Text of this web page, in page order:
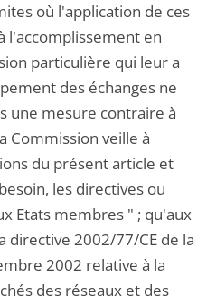
où l'application de ces
l'accomplissement en
particulière qui leur a
des échanges ne
une mesure contraire à
Commission veille à
du présent article et
les directives ou
Etats membres " ; qu'aux
directive 2002/77/CE de la
2002 relative à la
des réseaux et des